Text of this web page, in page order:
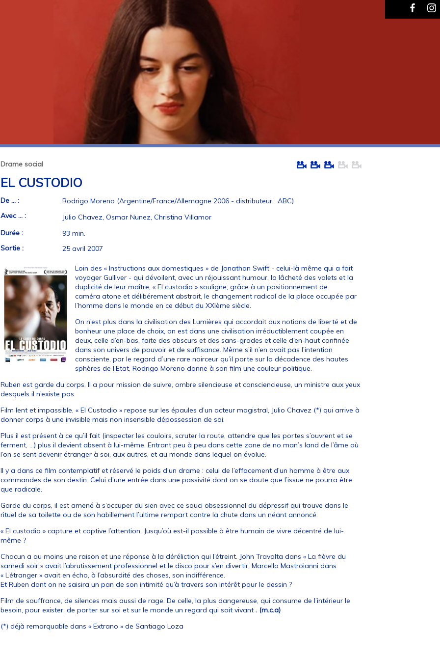
Drame social
EL CUSTODIO
De ... :
Rodrigo Moreno (Argentine/France/Allemagne 2006 - distributeur : ABC)
Avec ... :
Julio Chavez, Osmar Nunez, Christina Villamor
Durée :
93 min.
Sortie :
25 avril 2007
Loin des « Instructions aux domestiques » de Jonathan Swift - celui-là même qui a fait
voyager Gulliver - qui dévoilent, avec un réjouissant humour, la lâcheté des valets et la
duplicité de leur maître, « El custodio » souligne, grâce à un positionnement de
caméra atone et délibérement abstrait, le changement radical de la place occupée par
l’homme dans le monde en ce début du XXIème siècle.
On n’est plus dans la civilisation des Lumières qui accordait aux notions de liberté et de
bonheur une place de choix, on est dans une civilisation irréductiblement coupée en
deux, celle d’en-bas, faite des obscurs et des sans-grades et celle d’en-haut confinée
dans son univers de pouvoir et de suffisance. Même s’il n’en avait pas l’intention
consciente, par le regard d’une rare noirceur qu’il porte sur la décadence des hautes
sphères de l’Etat, Rodrigo Moreno donne à son film une couleur politique.
Ruben est garde du corps. Il a pour mission de suivre, ombre silencieuse et consciencieuse, un ministre aux yeux
desquels il n’existe pas.
Film lent et impassible, « El Custodio » repose sur les épaules d’un acteur magistral, Julio Chavez (*) qui arrive à
donner corps à une invisible mais non insensible dépossession de soi.
Plus il est présent à ce qu’il fait (inspecter les couloirs, scruter la route, attendre que les portes s’ouvrent et se
ferment, …) plus il devient absent à lui-même. Entrant peu à peu dans cette zone de no man’s land de l’âme où
l’on se sent devenir étranger à soi, aux autres, et au monde dans lequel on évolue.
Il y a dans ce film contemplatif et réservé le poids d’un drame : celui de l’effacement d’un homme à être aux
commandes de son destin. Celui d’une entrée dans une passivité dont on se doute que l’issue ne pourra être
que radicale.
Garde du corps, il est amené à s’occuper du sien avec ce souci obsessionnel du dépressif qui trouve dans le
rituel de sa toilette ou de son habillement l’ultime rempart contre la chute dans un néant annoncé.
« El custodio » capture et captive l’attention. Jusqu’où est-il possible à être humain de vivre décentré de lui-
même ?
Chacun a au moins une raison et une réponse à la déréliction qui l’étreint. John Travolta dans « La fièvre du
samedi soir » avait l’abrutissement professionnel et le disco pour s’en divertir, Marcello Mastroianni dans
« L’étranger » avait en écho, à l’absurdité des choses, son indifférence.
Et Ruben dont on ne saisira un pan de son intimité qu’à travers son intérêt pour le dessin ?
Film de souffrance, de silences mais aussi de rage. De celle, la plus dangereuse, qui consume de l’intérieur le
besoin, pour exister, de porter sur soi et sur le monde un regard qui soit vivant. (m.c.a)
(*) déjà remarquable dans « Extrano » de Santiago Loza